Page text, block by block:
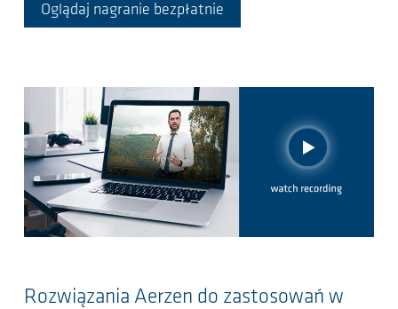
Oglądaj nagranie bezpłatnie
Rozwiązania Aerzen do zastosowań w